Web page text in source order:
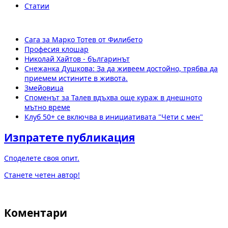
Статии
Сага за Марко Тотев от Филибето
Професия клошар
Николай Хайтов - българинът
Снежанка Душкова: За да живеем достойно, трябва да
приемем истините в живота.
Змейовица
Споменът за Талев вдъхва още кураж в днешното
мътно време
Клуб 50+ се включва в инициативата "Чети с мен"
Изпратете публикация
Споделете своя опит.
Станете четен автор!
Коментари